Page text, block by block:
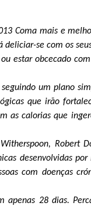
Coma mais e
se com os
estar obcecado
um plano
que irão
as calorias que
Robert
desenvolvidas por
com doenças
apenas 28 dias.